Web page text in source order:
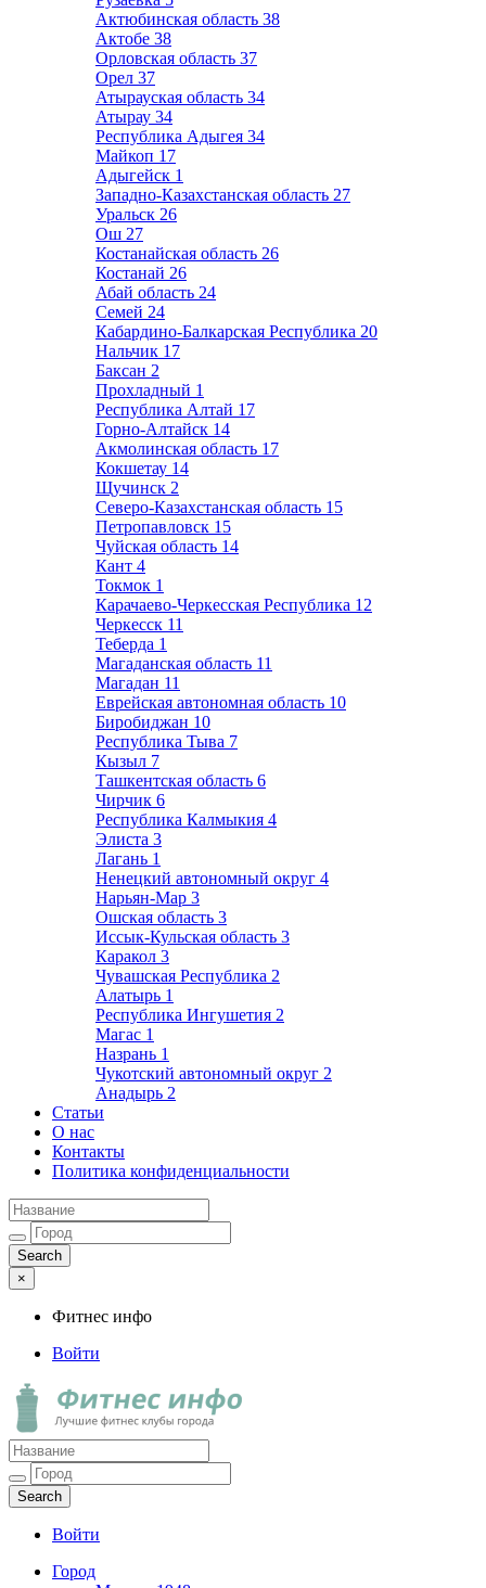
Актюбинская область 38
Актобе 38
Орловская область 37
Орел 37
Атырауская область 34
Атырау 34
Республика Адыгея 34
Майкоп 17
Адыгейск 1
Западно-Казахстанская область 27
Уральск 26
Ош 27
Костанайская область 26
Костанай 26
Абай область 24
Семей 24
Кабардино-Балкарская Республика 20
Нальчик 17
Баксан 2
Прохладный 1
Республика Алтай 17
Горно-Алтайск 14
Акмолинская область 17
Кокшетау 14
Щучинск 2
Северо-Казахстанская область 15
Петропавловск 15
Чуйская область 14
Кант 4
Токмок 1
Карачаево-Черкесская Республика 12
Черкесск 11
Теберда 1
Магаданская область 11
Магадан 11
Еврейская автономная область 10
Биробиджан 10
Республика Тыва 7
Кызыл 7
Ташкентская область 6
Чирчик 6
Республика Калмыкия 4
Элиста 3
Лагань 1
Ненецкий автономный округ 4
Нарьян-Мар 3
Ошская область 3
Иссык-Кульская область 3
Каракол 3
Чувашская Республика 2
Алатырь 1
Республика Ингушетия 2
Магас 1
Назрань 1
Чукотский автономный округ 2
Анадырь 2
Статьи
О нас
Контакты
Политика конфиденциальности
×
Фитнес инфо
Войти
Фитнес инфо
Лучшие фитнес клубы города
Войти
Город